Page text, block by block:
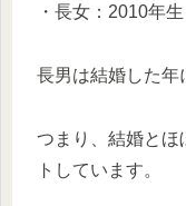
・長女：2010年
長男は結婚した年
つまり、結婚とほ
トしています。